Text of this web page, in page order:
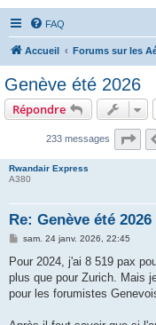
FAQ
Accueil Forums sur les
Genève été 2026
Répondre
233 messages
Rwandair Express
A380
Re: Genève été 2026
M
s
a
g
sam. 24 janv. 2026, 22:45
Pour 2024, j'ai 8 519 pax
plus que pour Zurich. Mais
pour les forumistes